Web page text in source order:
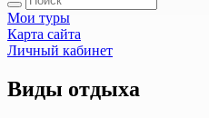
Мои туры
Карта сайта
Личный кабинет
Виды отдыха